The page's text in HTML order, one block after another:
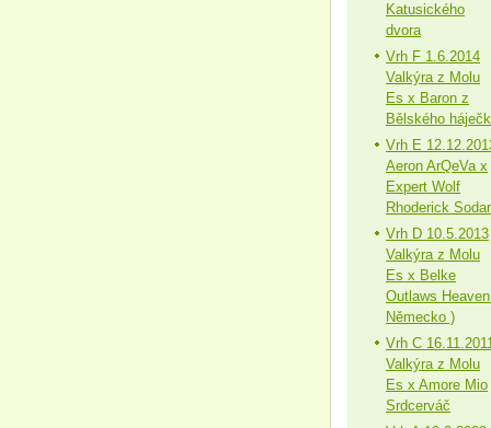
Katusického
dvora
Vrh F 1.6.2014
Valkýra z Molu
Es x Baron z
Bělského
Vrh E
Aeron ArQeVa x
Expert Wolf
Rhoderick Sodar
Vrh D 10.5.2013
Valkýra z Molu
Es x Belke
Outlaws
Německo )
Vrh C
Valkýra z Molu
Es x Amore Mio
Srdcerváč